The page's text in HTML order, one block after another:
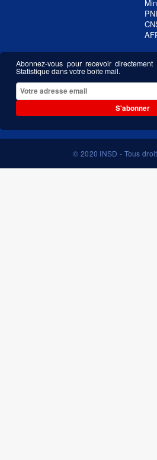
Abonnez-vous pour recevoir
Statistique dans votre boîte mail.
S'abonner
© 2020 INSD - Tous